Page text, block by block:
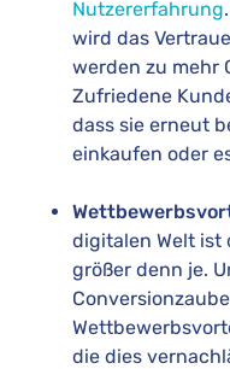
Nutzererfahrung
wird das
werden zu mehr
Zufriedene
dass sie erneut
einkaufen oder
digitalen Welt ist
größer denn je.
die dies